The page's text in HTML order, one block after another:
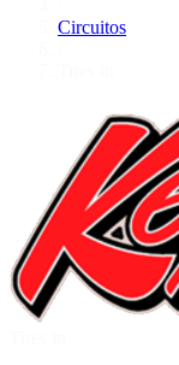
Circuitos